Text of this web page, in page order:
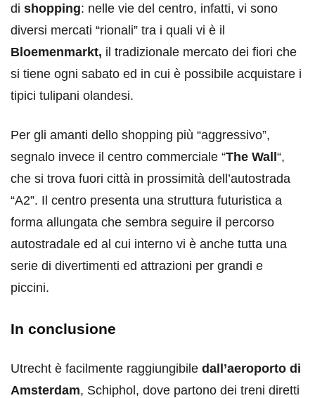
di shopping: nelle vie del centro, infatti, vi sono
diversi mercati “rionali” tra i quali vi è il
Bloemenmarkt, il tradizionale mercato dei fiori che
si tiene ogni sabato ed in cui è possibile acquistare i
tipici tulipani olandesi.
Per gli amanti dello shopping più “aggressivo”,
segnalo invece il centro commerciale “The Wall“,
che si trova fuori città in prossimità dell’autostrada
“A2”. Il centro presenta una struttura futuristica a
forma allungata che sembra seguire il percorso
autostradale ed al cui interno vi è anche tutta una
serie di divertimenti ed attrazioni per grandi e
piccini.
In conclusione
Utrecht è facilmente raggiungibile dall’aeroporto di
Amsterdam, Schiphol, dove partono dei treni diretti